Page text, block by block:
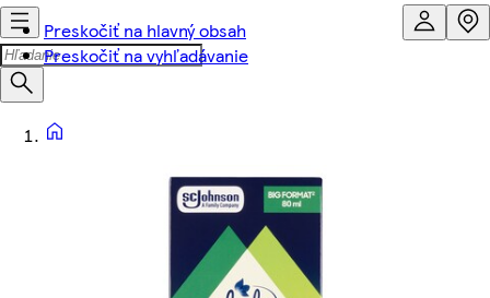
Preskočiť na hlavný obsah
Preskočiť na vyhľadávanie